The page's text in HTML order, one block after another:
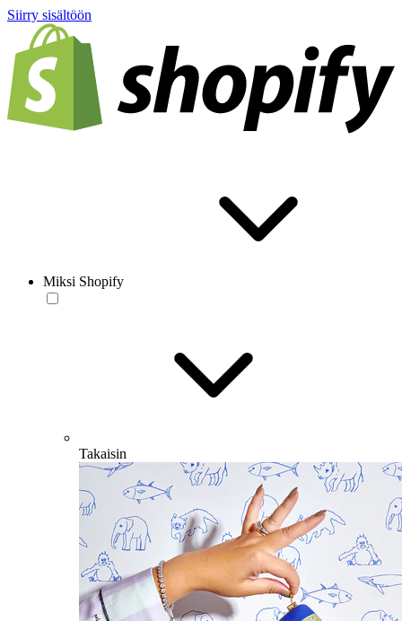
Siirry sisältöön
Miksi Shopify
Takaisin